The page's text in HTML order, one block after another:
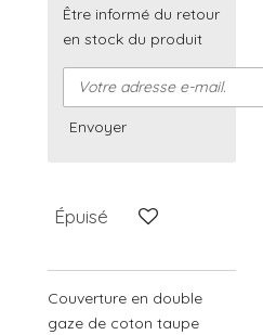
Être informé du retour
en stock du produit
Envoyer
Épuisé
Couverture en double
gaze de coton taupe